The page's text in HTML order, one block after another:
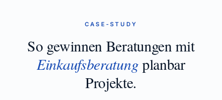
CASE-STUDY
So gewinnen Beratungen mit
Einkaufsberatung planbar
Projekte.